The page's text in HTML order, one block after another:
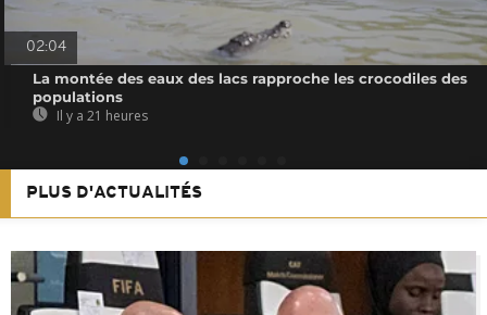
02:04
La montée des eaux des lacs rapproche les crocodiles des
populations
Il y a 21 heures
PLUS D'ACTUALITÉS